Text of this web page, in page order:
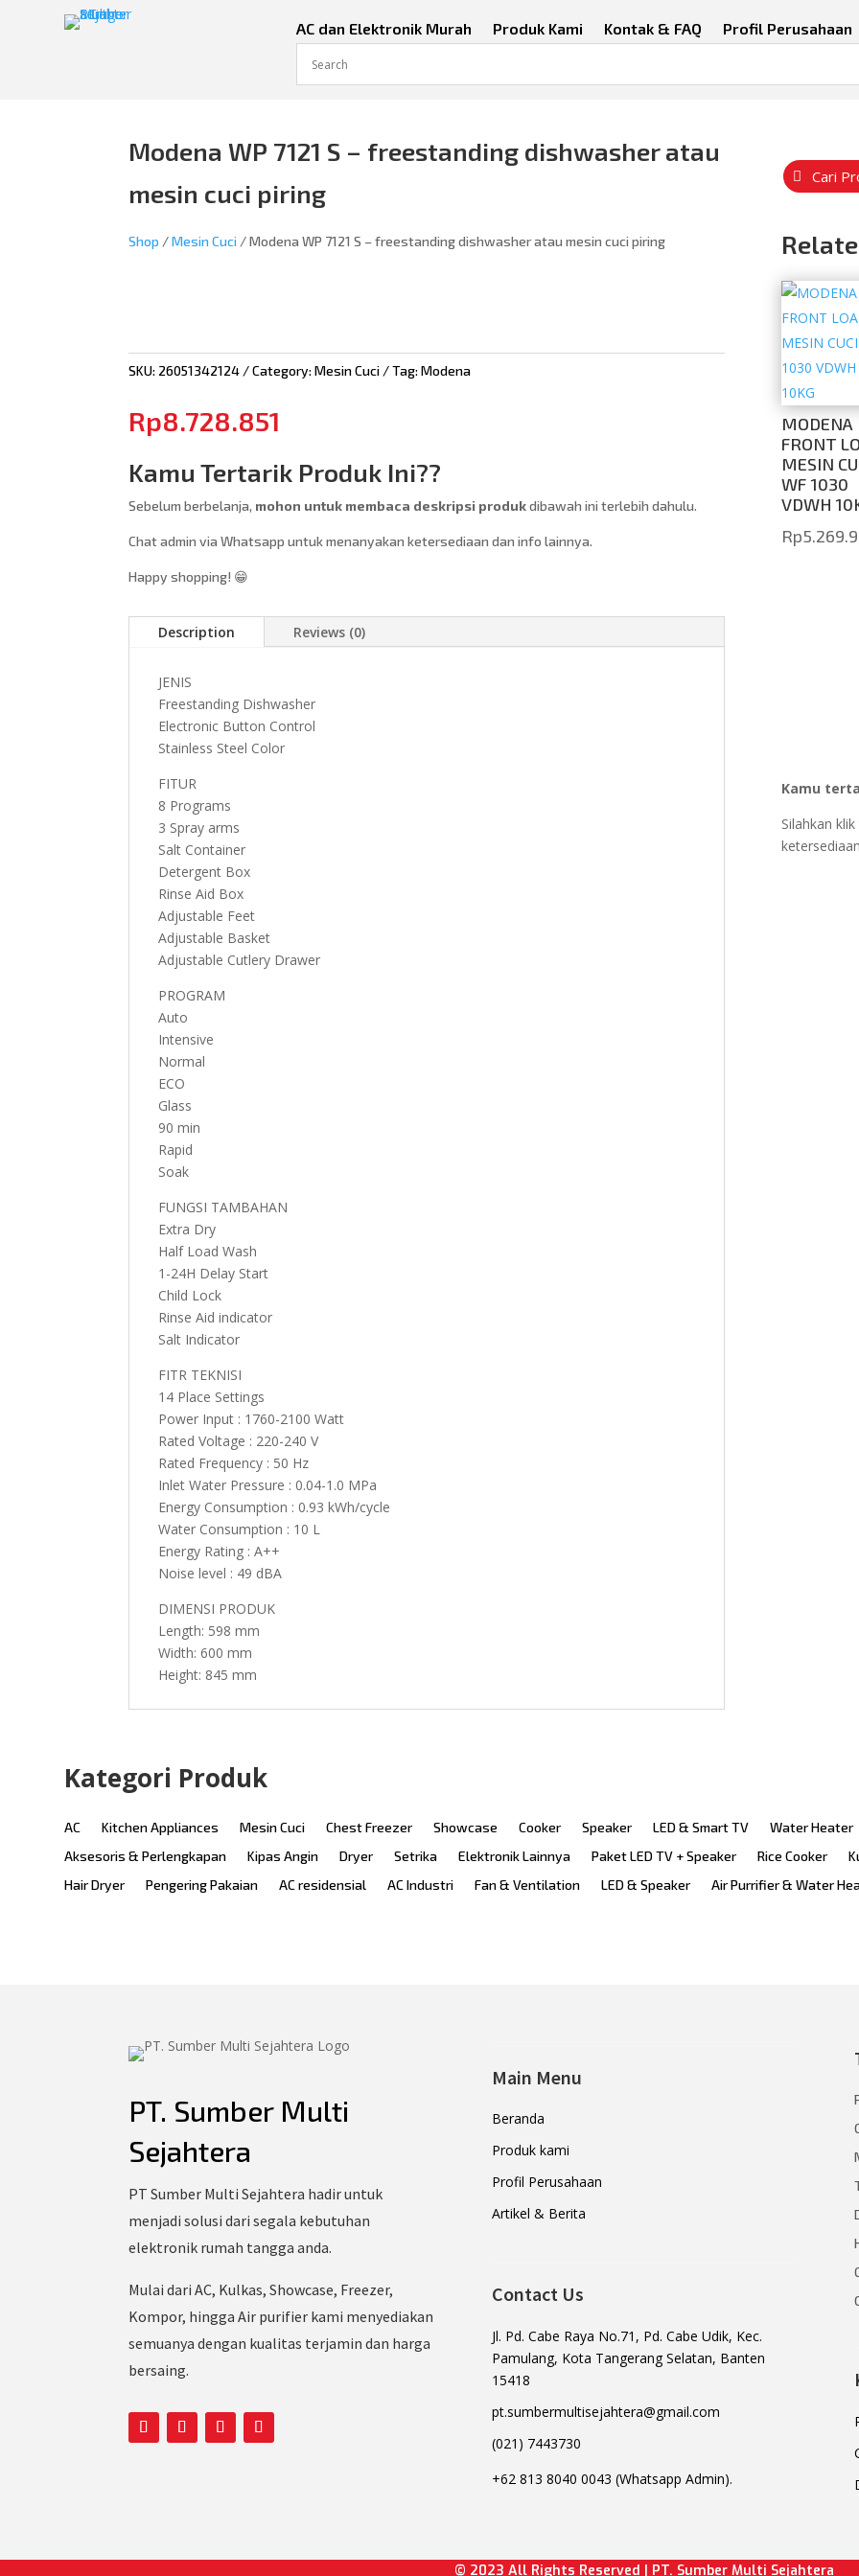
AC dan Elektronik Murah Produk Kami Kontak & FAQ Profil Perusahaan
Modena WP 7121 S – freestanding dishwasher atau
mesin cuci piring
Shop /Mesin Cuci / Modena WP 7121 S – freestanding dishwasher atau mesin cuci piring
SKU: 26051342124 Category:Mesin Cuci Tag:Modena
Rp8.728.851
Kamu Tertarik Produk Ini??
Sebelum berbelanja, mohon untuk membaca deskripsi produkdibawah ini terlebih dahulu.
Chat admin via Whatsapp untuk menanyakan ketersediaan dan info lainnya.
Happy shopping! 😁
Description Reviews (0)
JENIS
Freestanding Dishwasher
Electronic Button Control
Stainless Steel Color
FITUR
8 Programs
3 Spray arms
Salt Container
Detergent Box
Rinse Aid Box
Adjustable Feet
Adjustable Basket
Adjustable Cutlery Drawer
PROGRAM
Auto
Intensive
Normal
ECO
Glass
90 min
Rapid
Soak
FUNGSI TAMBAHAN
Extra Dry
Half Load Wash
1-24H Delay Start
Child Lock
Rinse Aid indicator
Salt Indicator
FITR TEKNISI
14 Place Settings
Power Input : 1760-2100 Watt
Rated Voltage : 220-240 V
Rated Frequency : 50 Hz
Inlet Water Pressure : 0.04-1.0 MPa
Energy Consumption : 0.93 kWh/cycle
Water Consumption : 10 L
Energy Rating : A++
Noise level : 49 dBA
DIMENSI PRODUK
Length: 598 mm
Width: 600 mm
Height: 845 mm
Cari
MODENA
FRONT
MESIN
WF 1030
VDWH
Rp
Kamu
Silahkan
Kategori Produk
AC Kitchen Appliances Mesin Cuci Chest Freezer Showcase Cooker Speaker LED & Smart TV Water Heater
Aksesoris & Perlengkapan
Kipas Angin Dryer Setrika Elektronik Lainnya Paket LED TV + Speaker Rice Cooker
Hair Dryer
Pengering Pakaian AC residensial AC Industri Fan & Ventilation LED & Speaker Air Purrifier & Water
PT. Sumber Multi
Sejahtera
PT Sumber Multi Sejahtera hadir untuk
menjadi solusi dari segala kebutuhan
elektronik rumah tangga anda.
Mulai dari AC, Kulkas, Showcase, Freezer,
Kompor, hingga Air purifier kami menyediakan
semuanya dengan kualitas terjamin dan harga
bersaing.
Main Menu
Beranda
Produk kami
Profil Perusahaan
Artikel & Berita
Contact Us
Jl. Pd. Cabe Raya No.71, Pd. Cabe Udik, Kec.
Pamulang, Kota Tangerang Selatan, Banten
15418
pt.sumbermultisejahtera@gmail.com
(021) 7443730
+62 813 8040 0043 (Whatsapp Admin).
© 2023 All Rights Reserved | PT. Sumber Multi Sejahtera